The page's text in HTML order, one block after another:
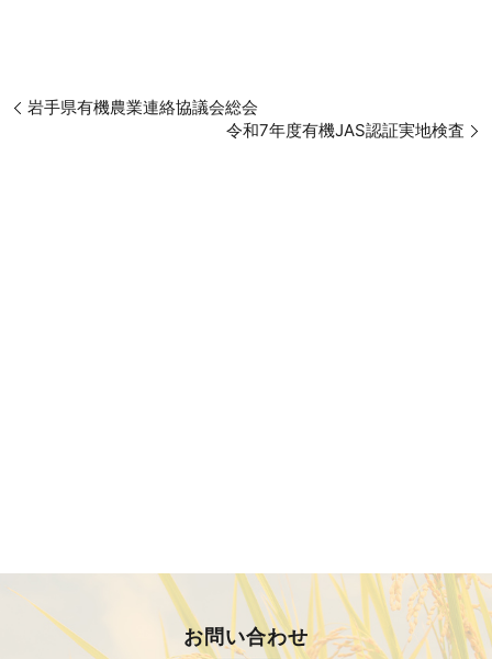
岩手県有機農業連絡協議会総会
令和7年度有機JAS認証実地検査
お問い合わせ